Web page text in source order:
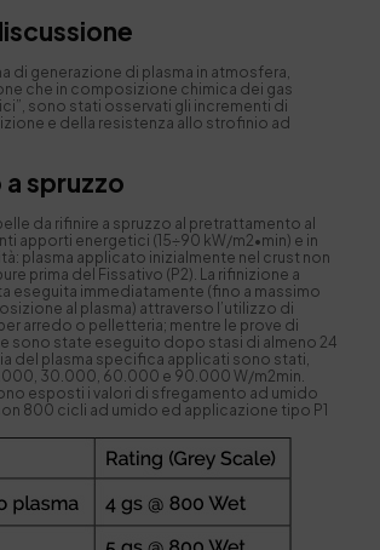
di generazione di plasma in atmosfera,
che in composizione chimica dei gas
sono stati osservati gli incrementi di
e della resistenza allo strofinio ad
spruzzo
da rifinire a spruzzo al pretrattamento al
apporti energetici (15÷90 kW/m2•min) e in
plasma applicato inizialmente nel crust non
prima del Fissativo (P2). La rifinizione a
eseguita immediatamente (fino a massimo
al plasma) attraverso l’utilizzo di
arredo o pelletteria; mentre le prove di
sono state eseguito dopo stasi di almeno 24
del plasma specifica applicati sono stati,
30.000, 60.000 e 90.000 W/m2min.
esposti i valori di sfregamento ad umido
con 800 cicli ad umido ed applicazione tipo P1